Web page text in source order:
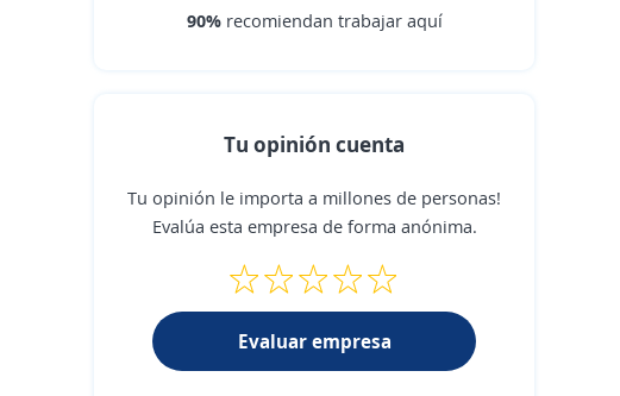
90%recomiendan trabajar aquí
Tu opinión cuenta
Tu opinión le importa a millones de personas!
Evalúa esta empresa de forma anónima.
Evaluar empresa